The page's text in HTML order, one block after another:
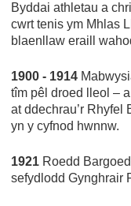
Byddai athletau a
cwrt tenis ym Mhlas
blaenllaw eraill
1900 - 1914
tîm pêl droed lleol –
at ddechrau’r Rhyfel
yn y cyfnod hwnnw.
1921 Roedd
sefydlodd Gynghrair